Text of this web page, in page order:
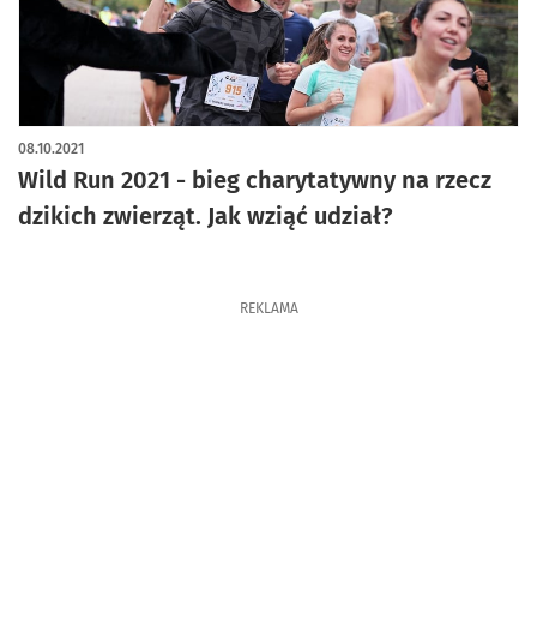
Wild Run 2021 - bieg charytatywny na rzecz
dzikich zwierząt. Jak wziąć udział?
08.10.2021
REKLAMA